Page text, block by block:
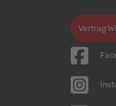
Vertrag